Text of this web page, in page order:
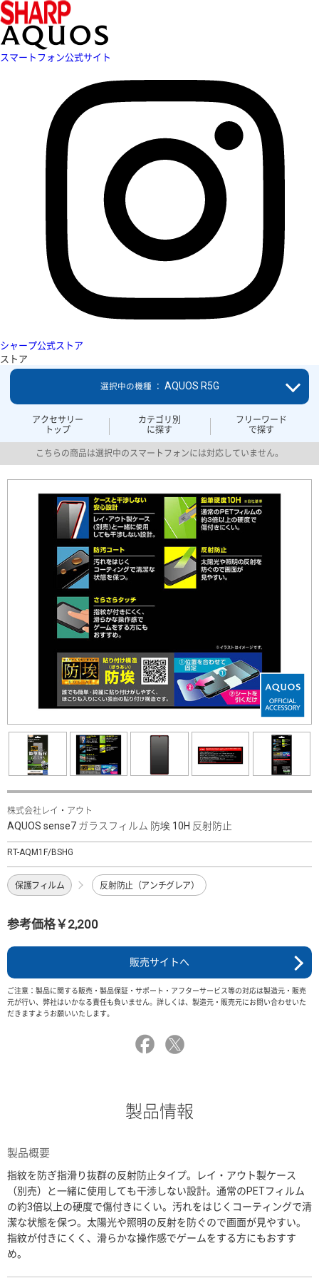
スマートフォン公式サイト
シャープ公式ストア
ストア
アクセサリー
トップ
カテゴリ別
に探す
フリーワード
で探す
選択中の機種 ： AQUOS R5G
こちらの商品は選択中のスマートフォンには対応していません。
株式会社レイ・アウト
AQUOS sense7 ガラスフィルム 防埃 10H 反射防止
RT-AQM1F/BSHG
保護フィルム 反射防止（アンチグレア）
参考価格￥2,200
販売サイトへ
ご注意：製品に関する販売・製品保証・サポート・アフターサービス等の対応は製造元・販売
元が行い、弊社はいかなる責任も負いません。詳しくは、製造元・販売元にお問い合わせいた
だきますようお願いいたします。
製品情報
製品概要
指紋を防ぎ指滑り抜群の反射防止タイプ。レイ・アウト製ケース
（別売）と一緒に使用しても干渉しない設計。通常のPETフィルム
の約3倍以上の硬度で傷付きにくい。汚れをはじくコーティングで清
潔な状態を保つ。太陽光や照明の反射を防ぐので画面が見やすい。
指紋が付きにくく、滑らかな操作感でゲームをする方にもおすす
め。